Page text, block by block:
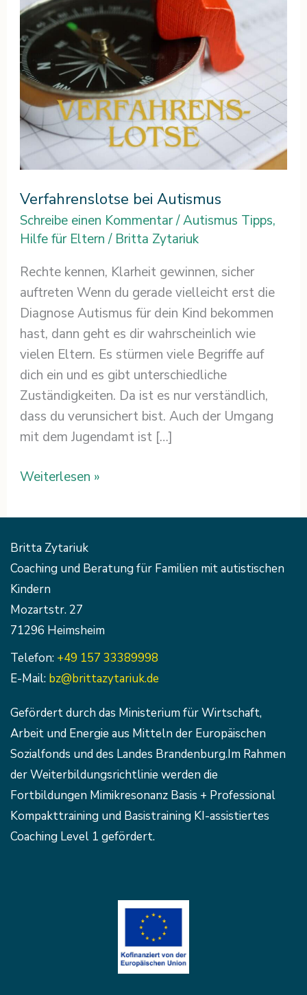
Verfahrenslotse bei Autismus
Schreibe einen Kommentar/Autismus Tipps,
Hilfe für Eltern/ Britta Zytariuk
Rechte kennen, Klarheit gewinnen, sicher
auftreten Wenn du gerade vielleicht erst die
Diagnose Autismus für dein Kind bekommen
hast, dann geht es dir wahrscheinlich wie
vielen Eltern. Es stürmen viele Begriffe auf
dich ein und es gibt unterschiedliche
Zuständigkeiten. Da ist es nur verständlich,
dass du verunsichert bist. Auch der Umgang
mit dem Jugendamt ist […]
Weiterlesen »
Britta Zytariuk
Coaching und Beratung für Familien mit autistischen
Kindern
Mozartstr. 27
71296 Heimsheim
Telefon: +49 157 33389998
E-Mail: bz@brittazytariuk.de
Gefördert durch das Ministerium für Wirtschaft,
Arbeit und Energie aus Mitteln der Europäischen
Sozialfonds und des Landes Brandenburg.Im Rahmen
der Weiterbildungsrichtlinie werden die
Fortbildungen Mimikresonanz Basis + Professional
Kompakttraining und Basistraining KI-assistiertes
Coaching Level 1 gefördert.